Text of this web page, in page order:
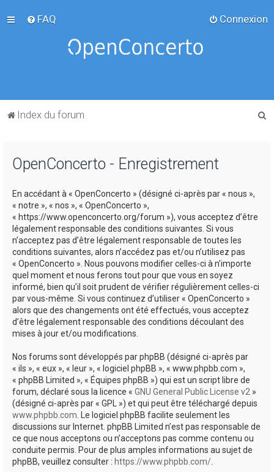
FAQ Connexion
Index du forum
OpenConcerto - Enregistrement
En accédant à « OpenConcerto » (désigné ci-après par « nous »,
« notre », « nos », « OpenConcerto »,
« https://www.openconcerto.org/forum »), vous acceptez d’être
légalement responsable des conditions suivantes. Si vous
n’acceptez pas d’être légalement responsable de toutes les
conditions suivantes, alors n’accédez pas et/ou n’utilisez pas
« OpenConcerto ». Nous pouvons modifier celles-ci à n’importe
quel moment et nous ferons tout pour que vous en soyez
informé, bien qu’il soit prudent de vérifier régulièrement celles-ci
par vous-même. Si vous continuez d’utiliser « OpenConcerto »
alors que des changements ont été effectués, vous acceptez
d’être légalement responsable des conditions découlant des
mises à jour et/ou modifications.
Nos forums sont développés par phpBB (désigné ci-après par
« ils », « eux », « leur », « logiciel phpBB », « www.phpbb.com »,
« phpBB Limited », « Équipes phpBB ») qui est un script libre de
forum, déclaré sous la licence « GNU General Public License v2 »
(désigné ci-après par « GPL ») et qui peut être téléchargé depuis
www.phpbb.com. Le logiciel phpBB facilite seulement les
discussions sur Internet. phpBB Limited n’est pas responsable de
ce que nous acceptons ou n’acceptons pas comme contenu ou
conduite permis. Pour de plus amples informations au sujet de
phpBB, veuillez consulter : https://www.phpbb.com/.